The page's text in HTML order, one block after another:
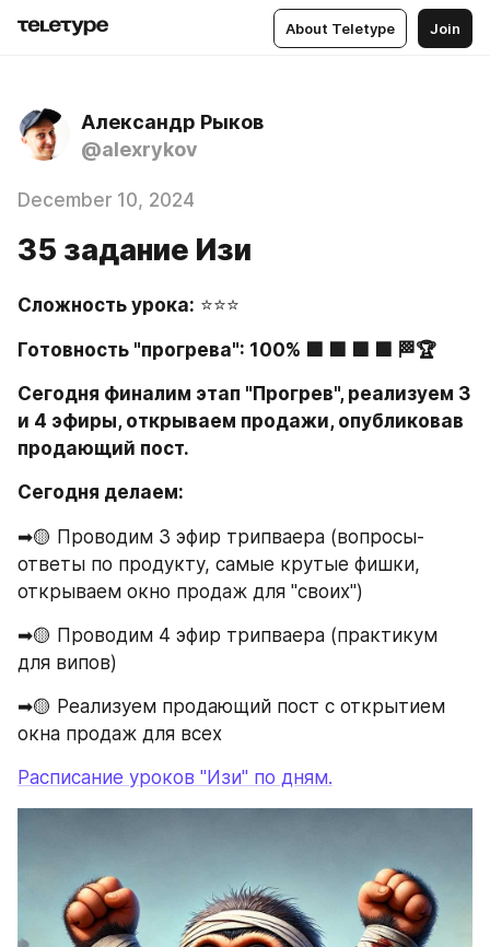
About Teletype Join
Александр Рыков
@alexrykov
December 10, 2024
35 задание Изи
Сложность урока: ⭐⭐⭐
Готовность "прогрева": 100% 🟩 🟩 🟩 🟩 🏁🏆
Сегодня финалим этап "Прогрев", реализуем 3
и 4 эфиры, открываем продажи, опубликовав
продающий пост.
Сегодня делаем:
➡🟡 Проводим 3 эфир трипваера (вопросы-
ответы по продукту, самые крутые фишки,
открываем окно продаж для "своих")
➡🟡 Проводим 4 эфир трипваера (практикум
для випов)
➡🟡 Реализуем продающий пост с открытием
окна продаж для всех
Расписание уроков "Изи" по дням.